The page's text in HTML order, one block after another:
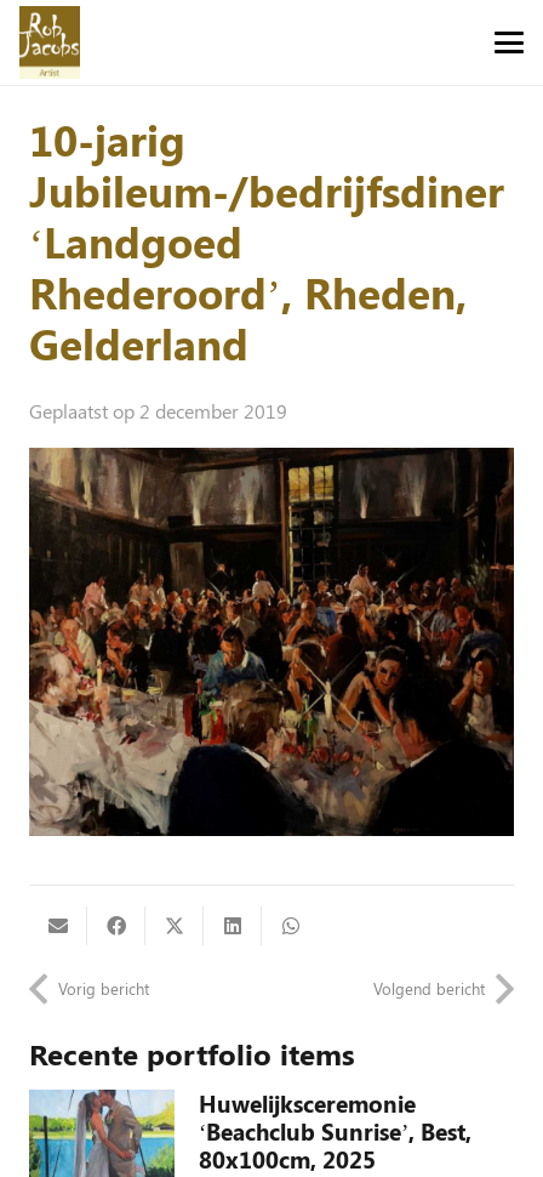
10-jarig
Jubileum-/bedrijfsdiner
‘Landgoed
Rhederoord’, Rheden,
Gelderland
Geplaatst op 2 december 2019
Vorig bericht Volgend bericht
Recente portfolio items
Huwelijksceremonie
‘Beachclub Sunrise’, Best,
80x100cm, 2025